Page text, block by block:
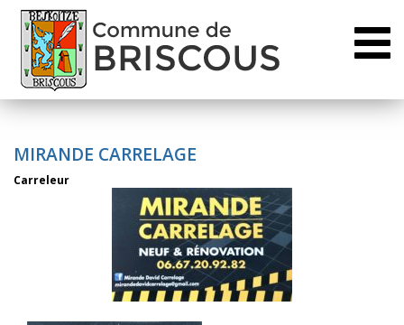
MIRANDE CARRELAGE
Carreleur